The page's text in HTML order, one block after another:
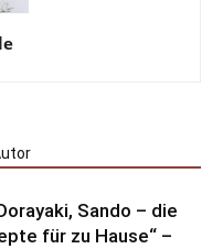
Sando – die
für zu Hause“ –